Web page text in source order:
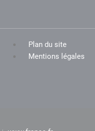
Plan du site
Mentions légales